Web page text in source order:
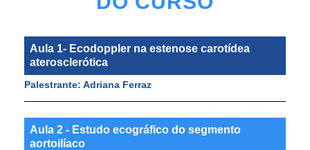
Aula 1- Ecodoppler na estenose carotídea
aterosclerótica
Palestrante: Adriana Ferraz
Aula 2 - Estudo ecográfico do segmento
aortoilíaco